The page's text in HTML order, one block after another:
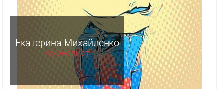
Екатерина Михайленко
журналист